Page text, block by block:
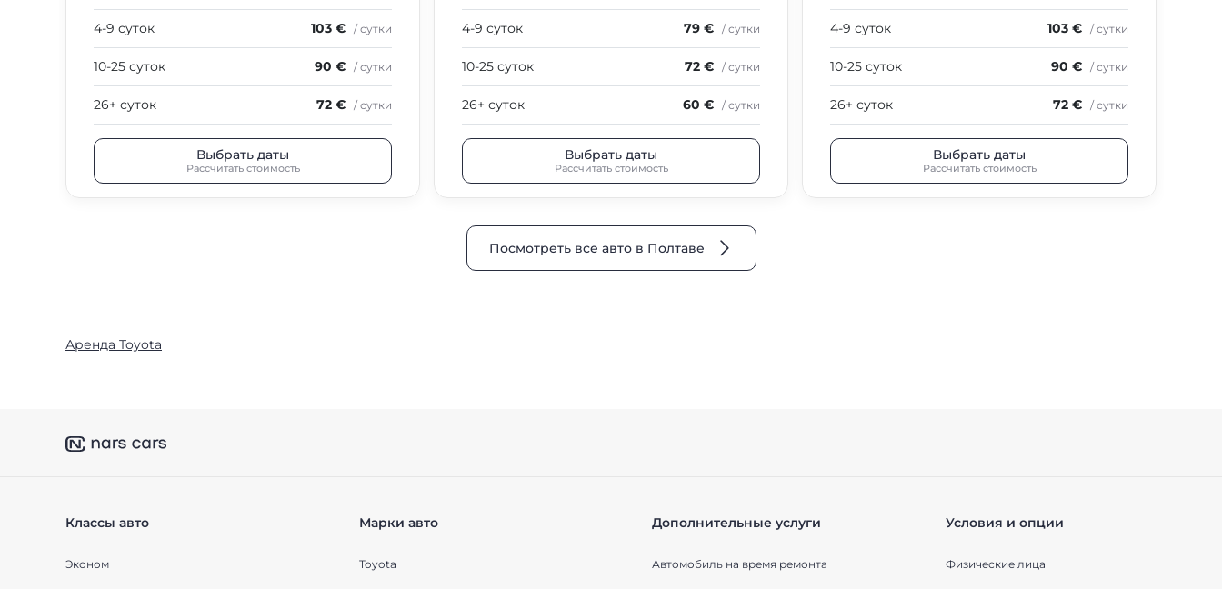
4-9 суток 103 € / сутки
10-25 суток 90 € / сутки
26+ суток 72 € / сутки
Выбрать даты
Рассчитать стоимость
4-9 суток 79 € / сутки
10-25 суток 72 € / сутки
26+ суток 60 € / сутки
Выбрать даты
Рассчитать стоимость
4-9 суток 103 € / сутки
10-25 суток 90 € / сутки
26+ суток 72 € / сутки
Выбрать даты
Рассчитать стоимость
Посмотреть все авто в Полтаве
Аренда Toyota
Классы авто
Эконом
Марки авто
Toyota
Дополнительные услуги
Автомобиль на время ремонта
Условия и опции
Физические лица